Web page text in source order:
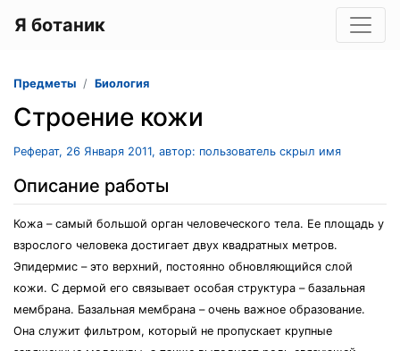
Я ботаник
Предметы Биология
Строение кожи
Реферат, 26 Января 2011, автор: пользователь скрыл имя
Описание работы
Кожа – самый большой орган человеческого тела. Ее площадь у
взрослого человека достигает двух квадратных метров.
Эпидермис – это верхний, постоянно обновляющийся слой
кожи. С дермой его связывает особая структура – базальная
мембрана. Базальная мембрана – очень важное образование.
Она служит фильтром, который не пропускает крупные